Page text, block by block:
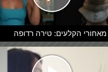
מאחורי הקלעים: טירה רדופה